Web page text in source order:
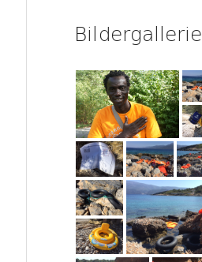
Bildergallerie